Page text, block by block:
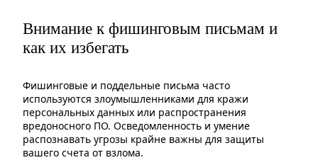
Внимание к фишинговым письмам и
как их избегать
Фишинговые и поддельные письма часто
используются злоумышленниками для кражи
персональных данных или распространения
вредоносного ПО. Осведомленность и умение
распознавать угрозы крайне важны для защиты
вашего счета от взлома.